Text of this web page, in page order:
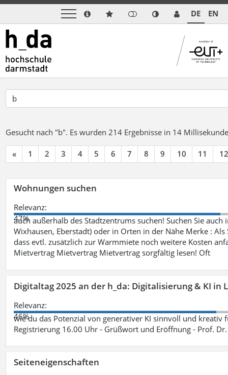
DE EN
Gesucht nach "b". Es wurden 214 Ergebnisse in 14
« 1 2 3 4 5 6 7 8 9 10 11 12
Wohnungen suchen
Relevanz:
47%
auch außerhalb des Stadtzentrums suchen! Suchen Sie
Wixhausen, Eberstadt) oder in Orten in der Nähe Merke :
dass evtl. zusätzlich zur Warmmiete noch weitere Kosten
Mietvertrag Mietvertrag Mietvertrag sorgfältig lesen! Oft
Digitaltag 2025 an der h_da: Digitalisierung & KI in
Relevanz:
46%
wie du das Potenzial von generativer KI sinnvoll und kreativ
Registrierung 16.00 Uhr - Grüßwort und Eröffnung - Prof.
Seiteneigenschaften